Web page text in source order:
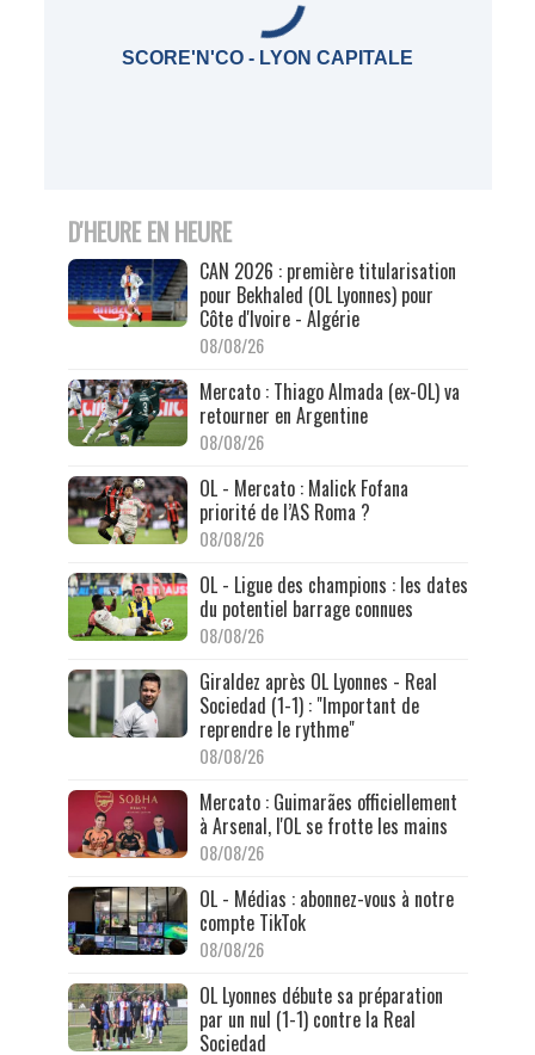
SCORE'N'CO - LYON CAPITALE
D'HEURE EN HEURE
CAN 2026 : première titularisation
pour Bekhaled (OL Lyonnes) pour
Côte d'Ivoire - Algérie
08/08/26
Mercato : Thiago Almada (ex-OL) va
retourner en Argentine
08/08/26
OL - Mercato : Malick Fofana
priorité de l’AS Roma ?
08/08/26
OL - Ligue des champions : les dates
du potentiel barrage connues
08/08/26
Giraldez après OL Lyonnes - Real
Sociedad (1-1) : "Important de
reprendre le rythme"
08/08/26
Mercato : Guimarães officiellement
à Arsenal, l'OL se frotte les mains
08/08/26
OL - Médias : abonnez-vous à notre
compte TikTok
08/08/26
OL Lyonnes débute sa préparation
par un nul (1-1) contre la Real
Sociedad